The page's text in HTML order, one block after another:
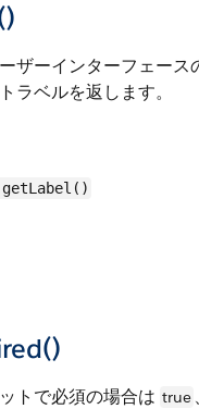
ザーインターフェース
ラベルを返します。
getLabel()
トで必須の場合は true